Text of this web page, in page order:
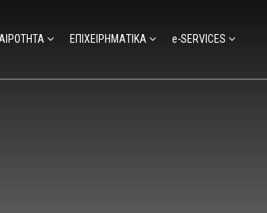
ΕΠΙΧΕΙΡΗΜΑΤΙΚΑ e-SERVICES